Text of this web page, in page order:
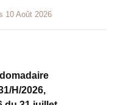
10 Août 2026
H/2026,